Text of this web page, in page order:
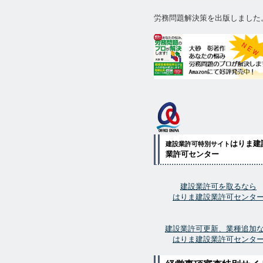
労務問題解決策を出版しました
建設業許可特別サイト はりま建
業許可センター
建設業許可を取るなら
はりま建設業許可センター
建設業許可更新、業種追加
はりま建設業許可センター